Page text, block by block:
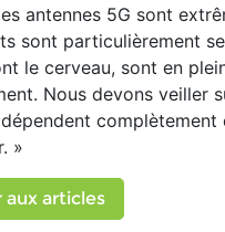
antennes 5G sont
sont particulièrement
le cerveau, sont en
Nous devons veiller
complètement
»
aux articles